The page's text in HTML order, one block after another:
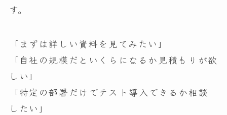
す。
「まずは詳しい資料を見てみたい」
「自社の規模だといくらになるか見積もりが欲
しい」
「特定の部署だけでテスト導入できるか相談
したい」